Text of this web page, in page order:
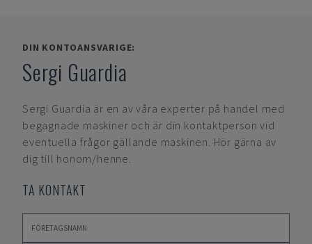
DIN KONTOANSVARIGE:
Sergi Guardia
Sergi Guardia är en av våra experter på handel med
begagnade maskiner och är din kontaktperson vid
eventuella frågor gällande maskinen. Hör gärna av
dig till honom/henne.
TA KONTAKT